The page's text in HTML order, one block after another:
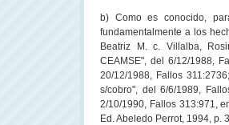
b) Como es conocido,
fundamentalmente a los
Beatriz M. c. Villalba,
CEAMSE", del 6/12/1988,
20/12/1988, Fallos
s/cobro", del 6/6/1989,
2/10/1990, Fallos 313:971,
Ed. Abeledo Perrot, 1994, p.